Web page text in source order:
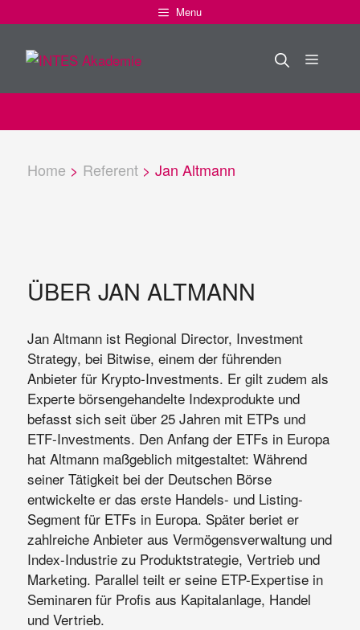
Inhalt
springen
Menu
Menü
Home > Referent > Jan Altmann
ÜBER JAN ALTMANN
Jan Altmann ist Regional Director, Investment
Strategy, bei Bitwise, einem der führenden
Anbieter für Krypto-Investments. Er gilt zudem als
Experte börsengehandelte Indexprodukte und
befasst sich seit über 25 Jahren mit ETPs und
ETF-Investments. Den Anfang der ETFs in Europa
hat Altmann maßgeblich mitgestaltet: Während
seiner Tätigkeit bei der Deutschen Börse
entwickelte er das erste Handels- und Listing-
Segment für ETFs in Europa. Später beriet er
zahlreiche Anbieter aus Vermögensverwaltung und
Index-Industrie zu Produktstrategie, Vertrieb und
Marketing. Parallel teilt er seine ETP-Expertise in
Seminaren für Profis aus Kapitalanlage, Handel
und Vertrieb.